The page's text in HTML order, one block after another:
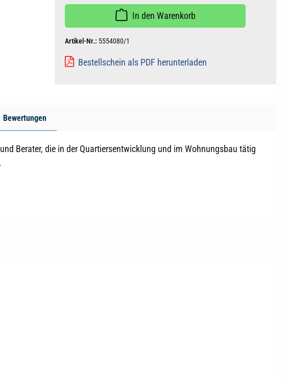
In den Warenkorb
Artikel-Nr.: 5554080/1
Bestellschein als PDF herunterladen
Bewertungen
Berater, die in der Quartiersentwicklung und im Wohnungsbau tätig